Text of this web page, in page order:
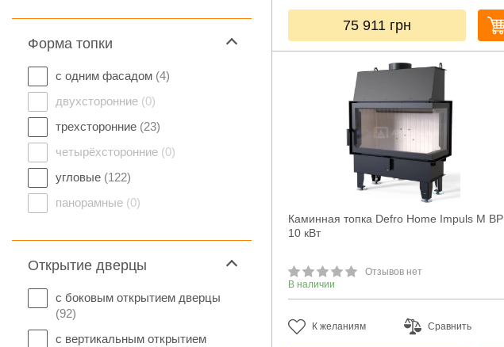
Форма топки
с одним фасадом (4)
двухсторонние (0)
трехсторонние (23)
четырёхсторонние (0)
угловые (122)
панорамные (0)
Открытие дверцы
с боковым открытием дверцы
(92)
с вертикальным открытием
75 911 грн
Каминная топка Defro Home Impuls M BP
10 кВт
Отзывов нет
В наличии
К желаниям Сравнить